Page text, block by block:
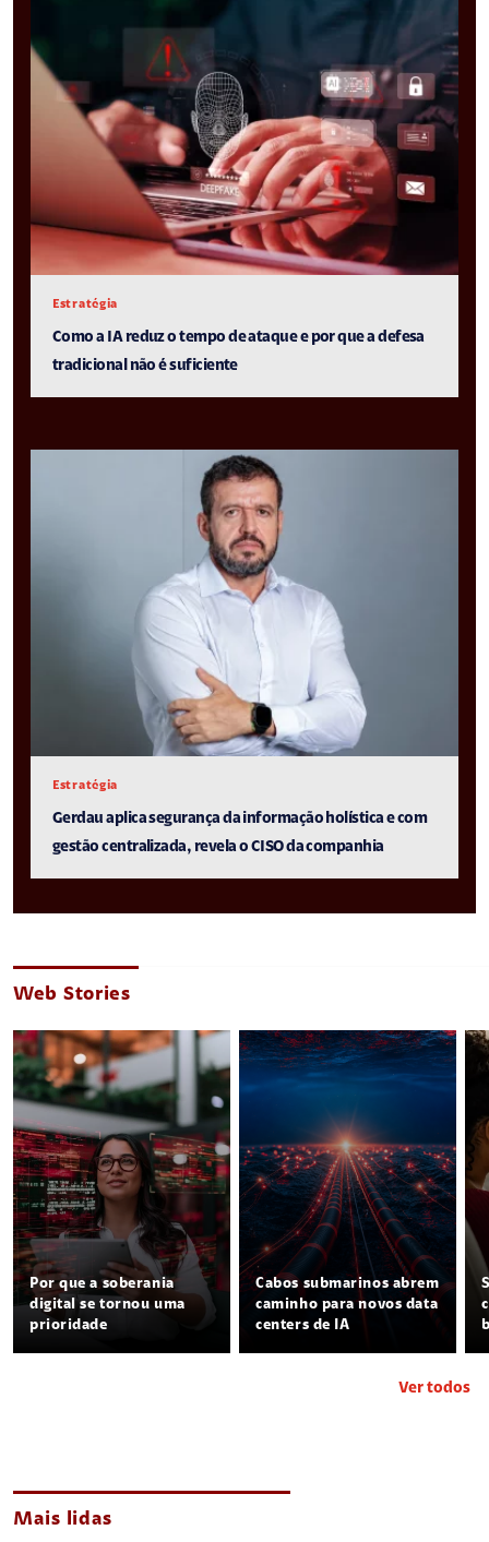
Estratégia
Como a IA reduz o tempo de ataque e por que a defesa
tradicional não é suficiente
Estratégia
Gerdau aplica segurança da informação holística e com
gestão centralizada, revela o CISO da companhia
Web Stories
Por que a soberania
digital se tornou uma
prioridade
Cabos submarinos abrem
caminho para novos data
centers de IA
Ver todos
Mais lidas